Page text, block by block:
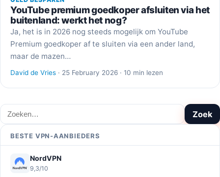
YouTube premium goedkoper afsluiten via het
buitenland: werkt het nog?
Ja, het is in 2026 nog steeds mogelijk om YouTube
Premium goedkoper af te sluiten via een ander land,
maar de mazen…
David de Vries · 25 February 2026 · 10 min lezen
Zoeken Zoek
BESTE VPN-AANBIEDERS
NordVPN
9,3/10